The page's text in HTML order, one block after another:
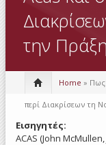
την Πράξη
Home » Πως
περί Διακρίσεων τη
Εισηγητές:
ACAS (John